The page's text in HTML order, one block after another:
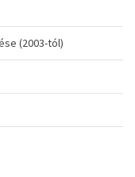
(2003-tól)